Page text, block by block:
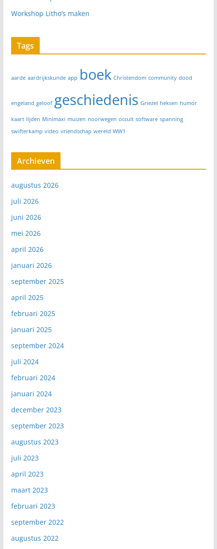
Workshop Litho’s maken
Tags
aarde aardrijkskunde app boek Christendom community dood
engeland geloof geschiedenis Griezel heksen humor
kaart lijden Minimaxi muizen noorwegen occult software spanning
swifterkamp video vriendschap wereld WW1
Archieven
augustus 2026
juli 2026
juni 2026
mei 2026
april 2026
januari 2026
september 2025
april 2025
februari 2025
januari 2025
september 2024
juli 2024
februari 2024
januari 2024
december 2023
september 2023
augustus 2023
juli 2023
april 2023
maart 2023
februari 2023
september 2022
augustus 2022